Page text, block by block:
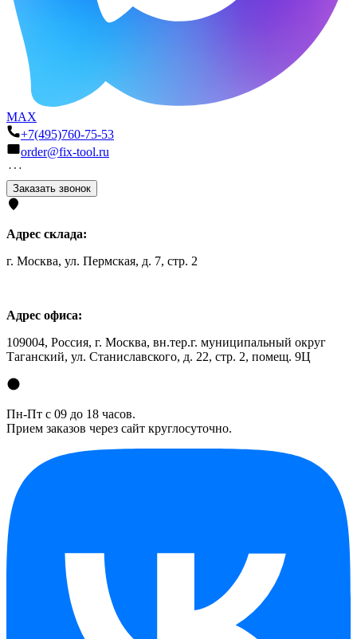
MAX
+7(495)760-75-53
order@fix-tool.ru
Заказать звонок
Адрес склада:
г. Москва, ул. Пермская, д. 7, стр. 2
Адрес офиса:
109004, Россия, г. Москва, вн.тер.г. муниципальный округ
Таганский, ул. Станиславского, д. 22, стр. 2, помещ. 9Ц
Пн-Пт с 09 до 18 часов.
Прием заказов через сайт круглосуточно.